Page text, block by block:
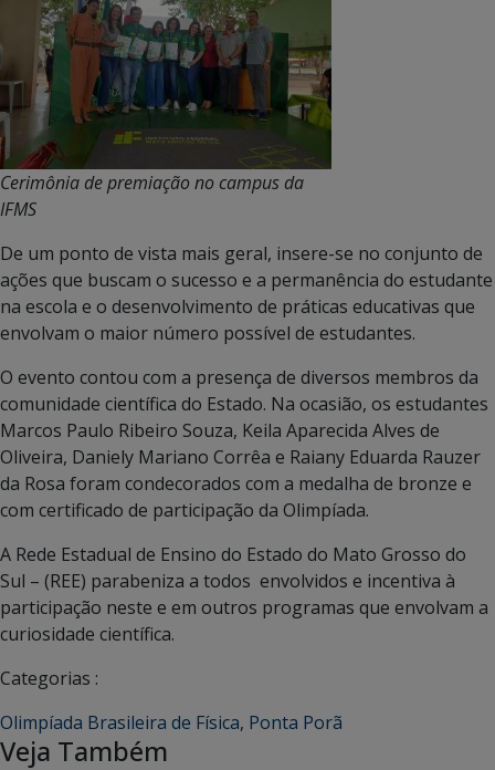
Cerimônia de premiação no campus da
IFMS
De um ponto de vista mais geral, insere-se no conjunto de
ações que buscam o sucesso e a permanência do estudante
na escola e o desenvolvimento de práticas educativas que
envolvam o maior número possível de estudantes.
O evento contou com a presença de diversos membros da
comunidade científica do Estado. Na ocasião, os estudantes
Marcos Paulo Ribeiro Souza, Keila Aparecida Alves de
Oliveira, Daniely Mariano Corrêa e Raiany Eduarda Rauzer
da Rosa foram condecorados com a medalha de bronze e
com certificado de participação da Olimpíada.
A Rede Estadual de Ensino do Estado do Mato Grosso do
Sul – (REE) parabeniza a todos envolvidos e incentiva à
participação neste e em outros programas que envolvam a
curiosidade científica.
Categorias :
Olimpíada Brasileira de Física, Ponta Porã
Veja Também